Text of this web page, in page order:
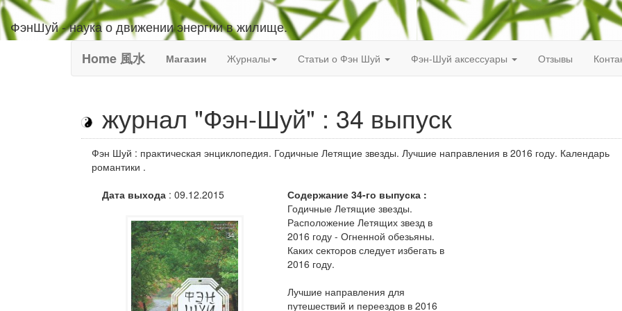
ФэнШуй - наука о движении энергии в жилище.
Home 風水
Магазин Журналы Статьи о Фэн Шуй Фэн-Шуй аксессуары Отзывы
журнал "Фэн-Шуй" : 34 выпуск
Фэн Шуй : практическая энциклопедия. Годичные Летящие звезды. Лучшие направления в 2016 году. Календарь
романтики .
Дата выхода : 09.12.2015
Содержание 34-го выпуска :
Годичные Летящие звезды.
Расположение Летящих звезд в
2016 году - Огненной обезьяны.
Каких секторов следует избегать в
2016 году.
Лучшие направления для
путешествий и переездов в 2016